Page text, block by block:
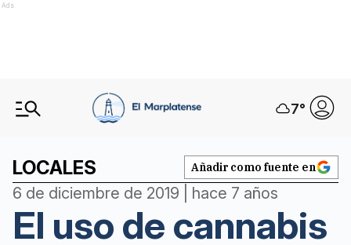
Ads
7°
LOCALES Añadir como fuente en
6 de diciembre de 2019 | hace 7 años
El uso de cannabis